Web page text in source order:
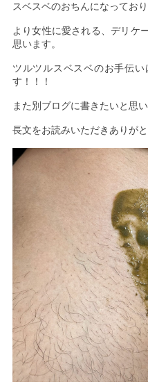
スベスベのおちんになっており
より女性に愛される、デリケ
思います。
ツルツルスベスベのお手伝
す！！！
また別ブログに書きたいと思い
長文をお読みいただきありがと